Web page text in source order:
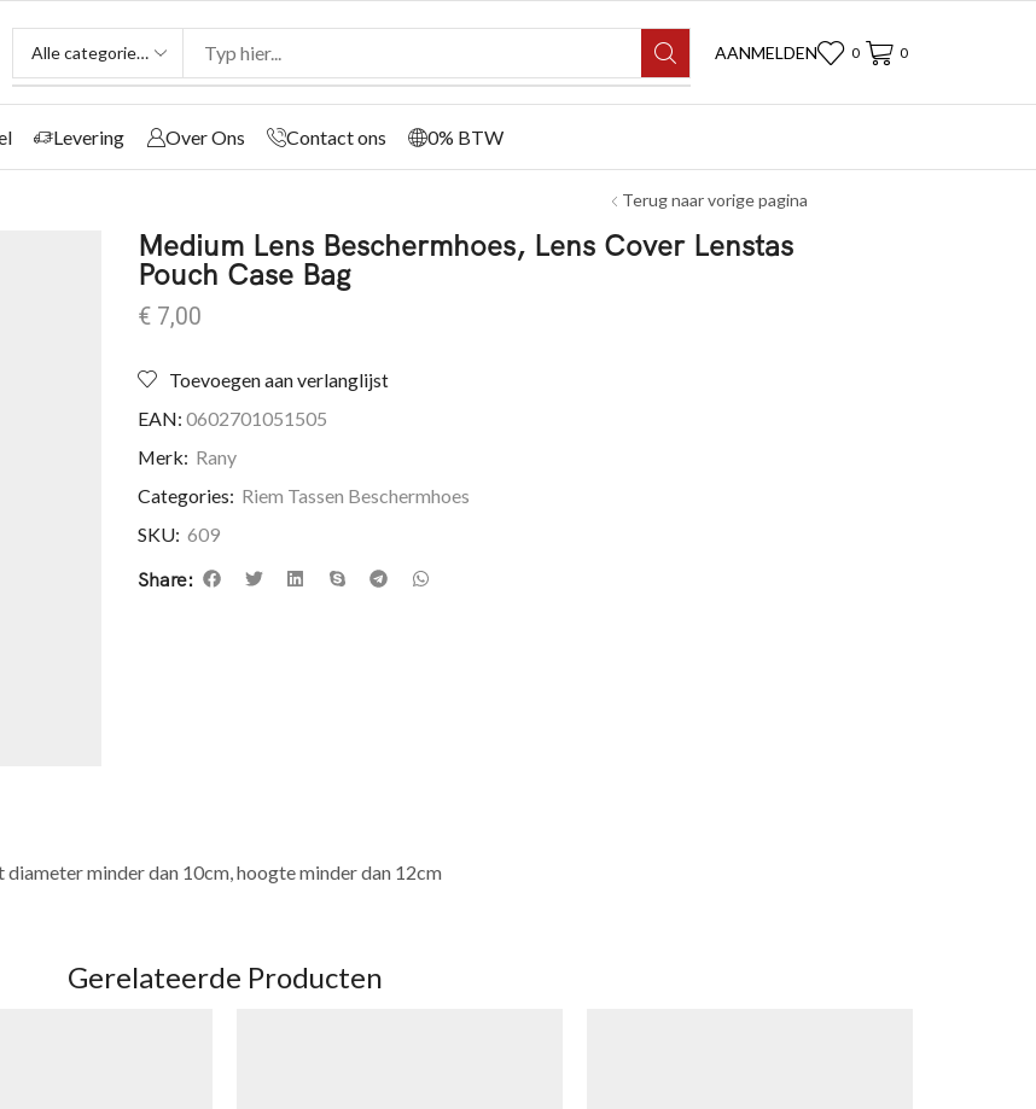
AANMELDEN 0 0
Levering Over Ons Contact ons 0% BTW
Terug naar vorige pagina
Medium Lens Beschermhoes, Lens Cover Lenstas
Pouch Case Bag
€ 7,00
Toevoegen aan verlanglijst
EAN: 0602701051505
Merk: Rany
Categories: Riem Tassen Beschermhoes
SKU: 609
Share:
minder dan 10cm, hoogte minder dan 12cm
Gerelateerde Producten